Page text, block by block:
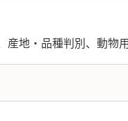
産地・品種判別、動